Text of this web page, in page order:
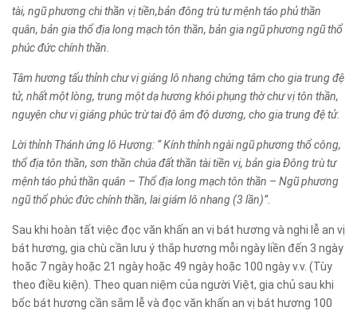
tài, ngũ phương chi thần vị tiền,bản đông trù tư mệnh táo phủ thần
quân, bản gia thổ địa long mạch tôn thần, bản gia ngũ phương ngũ thổ
phúc đức chính thần.
Tâm hương tấu thỉnh chư vị giáng lô nhang chứng tâm cho gia trung đệ
tử, nhất một lòng, trung một dạ hương khói phụng thờ chư vị tôn thần,
nguyện chư vị giáng phúc trừ tai độ âm độ dương, cho gia trung đệ tử.
Lời thỉnh Thánh ứng lô Hương: “ Kính thỉnh ngài ngũ phương thổ công,
thổ địa tôn thần, sơn thần chúa đất thần tài tiền vị, bản gia Đông trù tư
mệnh táo phủ thần quân – Thổ địa long mạch tôn thần – Ngũ phương
ngũ thổ phúc đức chính thần, lai giám lô nhang (3 lần)”.
Sau khi hoàn tất việc đọc văn khấn an vị bát hương và nghi lễ an vị
bát hương, gia chù cần lưu ý thắp hương mỗi ngày liền đến 3 ngày
hoặc 7 ngày hoặc 21 ngày hoặc 49 ngày hoặc 100 ngày v.v. (Tùy
theo điều kiện). Theo quan niệm của người Việt, gia chủ sau khi
bốc bát hương cần sắm lễ và đọc văn khấn an vị bát hương 100